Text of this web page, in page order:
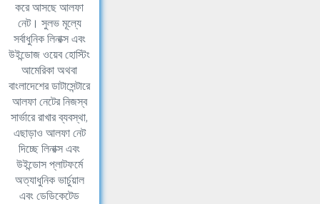
করে আসছে আলফা
নেট। সুলভ মূল্যে
সর্বাধুনিক লিনাক্স এবং
উইন্ডোজ ওয়েব হোস্টিং
আমেরিকা অথবা
বাংলাদেশের ডাটাসেন্টারে
আলফা নেটের নিজস্ব
সার্ভারে রাখার ব্যবস্থা,
এছাড়াও আলফা নেট
দিচ্ছে লিনাক্স এবং
উইন্ডোস প্লাটফর্মে
অত্যাধুনিক ভার্চুয়াল
এবং ডেডিকেটেড